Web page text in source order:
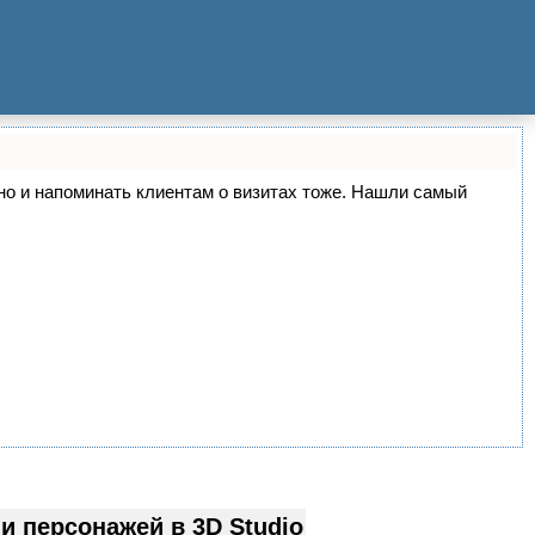
и напоминать клиентам о визитах тоже. Нашли самый
персонажей в 3D Studio